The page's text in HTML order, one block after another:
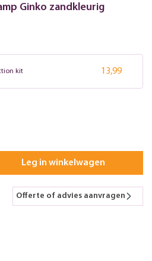
Ginko zandkleurig
kit 13,99
Leg in winkelwagen
Offerte of advies aanvragen